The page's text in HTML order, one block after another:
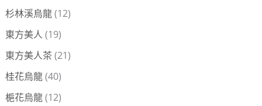
杉林溪烏龍(12)
東方美人 (19)
東方美人茶 (21)
桂花烏龍(40)
梔花烏龍(12)